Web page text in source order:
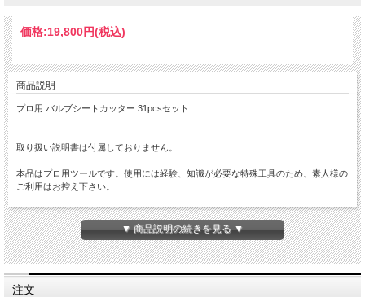
価格:19,800円(税込)
商品説明
プロ用 バルブシートカッター 31pcsセット
取り扱い説明書は付属しておりません。
本品はプロ用ツールです。使用には経験、知識が必要な特殊工具のため、素人様の
ご利用はお控え下さい。
シートカッター部の褐色部はカッターをロウ付けしたもので錆ではありません。
商品コード：I-432
▼ 商品説明の続きを見る ▼
注文